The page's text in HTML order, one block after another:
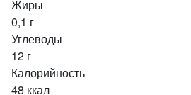
Жиры
0,1 г
Углеводы
12 г
Калорийность
48 ккал